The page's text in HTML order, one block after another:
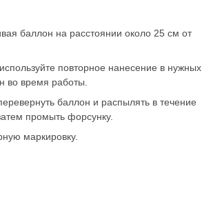
баллон на расстоянии около 25 см от
повторное нанесение в нужных
во время работы.
баллон и распылять в течение
промыть форсунку.
маркировку.